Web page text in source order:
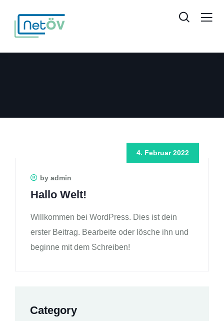
4. Februar 2022
by admin
Hallo Welt!
Willkommen bei WordPress. Dies ist dein
erster Beitrag. Bearbeite oder lösche ihn und
beginne mit dem Schreiben!
Category